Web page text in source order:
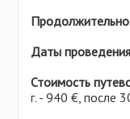
Даты проведения
Стоимость
г. - 940 €, после